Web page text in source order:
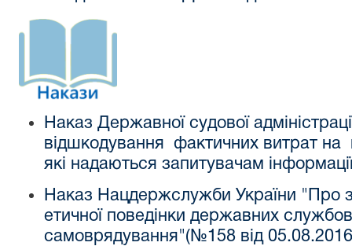
Наказ Державної судової
відшкодування фактичних витрат на
які надаються запитувачам
Наказ Нацдержслужби України "Про
етичної поведінки державних
самоврядування"(№158 від